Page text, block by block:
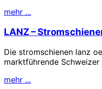
mehr ...
LANZ –
Die stromschienen lanz
marktführende
mehr ...